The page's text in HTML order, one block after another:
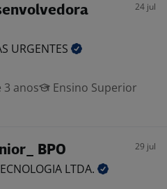
24 jul
URGENTES
3 anos
Ensino Superior
BPO 29 jul
LTDA.